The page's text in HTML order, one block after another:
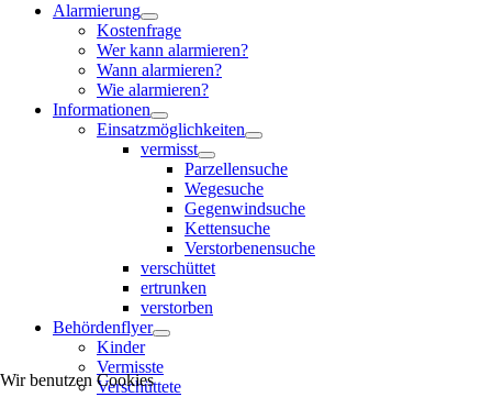
Alarmierung
Kostenfrage
Wer kann alarmieren?
Wann alarmieren?
Wie alarmieren?
Informationen
Einsatzmöglichkeiten
vermisst
Parzellensuche
Wegesuche
Gegenwindsuche
Kettensuche
Verstorbenensuche
verschüttet
ertrunken
verstorben
Behördenflyer
Kinder
Vermisste
Verschüttete
Wir benutzen Cookies